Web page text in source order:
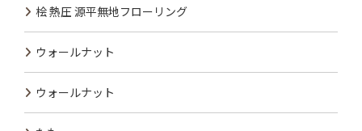
桧 熱圧 源平無地フローリング
ウォールナット
ウォールナット